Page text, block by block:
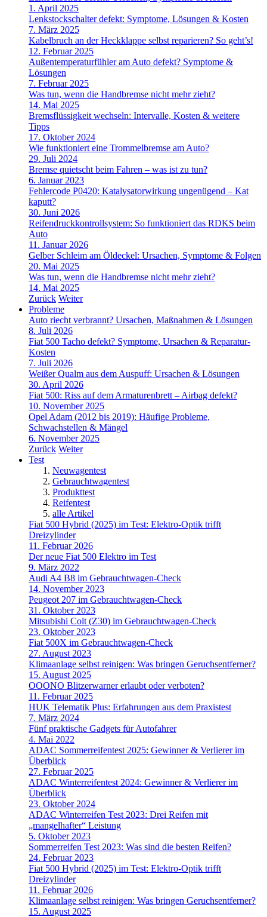
1. April 2025
Lenkstockschalter defekt: Symptome, Lösungen & Kosten
7. März 2025
Kabelbruch an der Heckklappe selbst reparieren? So geht’s!
12. Februar 2025
Außentemperaturfühler am Auto defekt? Symptome &
Lösungen
7. Februar 2025
Was tun, wenn die Handbremse nicht mehr zieht?
14. Mai 2025
Bremsflüssigkeit wechseln: Intervalle, Kosten & weitere
Tipps
17. Oktober 2024
Wie funktioniert eine Trommelbremse am Auto?
29. Juli 2024
Bremse quietscht beim Fahren – was ist zu tun?
6. Januar 2023
Fehlercode P0420: Katalysatorwirkung ungenügend – Kat
kaputt?
30. Juni 2026
Reifendruckkontrollsystem: So funktioniert das RDKS beim
Auto
11. Januar 2026
Gelber Schleim am Öldeckel: Ursachen, Symptome & Folgen
20. Mai 2025
Was tun, wenn die Handbremse nicht mehr zieht?
14. Mai 2025
Zurück Weiter
Probleme
Auto riecht verbrannt? Ursachen, Maßnahmen & Lösungen
8. Juli 2026
Fiat 500 Tacho defekt? Symptome, Ursachen & Reparatur-
Kosten
7. Juli 2026
Weißer Qualm aus dem Auspuff: Ursachen & Lösungen
30. April 2026
Fiat 500: Riss auf dem Armaturenbrett – Airbag defekt?
10. November 2025
Opel Adam (2012 bis 2019): Häufige Probleme,
Schwachstellen & Mängel
6. November 2025
Zurück Weiter
Test
Neuwagentest
Gebrauchtwagentest
Produkttest
Reifentest
alle Artikel
Fiat 500 Hybrid (2025) im Test: Elektro-Optik trifft
Dreizylinder
11. Februar 2026
Der neue Fiat 500 Elektro im Test
9. März 2022
Audi A4 B8 im Gebrauchtwagen-Check
14. November 2023
Peugeot 207 im Gebrauchtwagen-Check
31. Oktober 2023
Mitsubishi Colt (Z30) im Gebrauchtwagen-Check
23. Oktober 2023
Fiat 500X im Gebrauchtwagen-Check
27. August 2023
Klimaanlage selbst reinigen: Was bringen Geruchsentferner?
15. August 2025
OOONO Blitzerwarner erlaubt oder verboten?
11. Februar 2025
HUK Telematik Plus: Erfahrungen aus dem Praxistest
7. März 2024
Fünf praktische Gadgets für Autofahrer
4. Mai 2022
ADAC Sommerreifentest 2025: Gewinner & Verlierer im
Überblick
27. Februar 2025
ADAC Winterreifentest 2024: Gewinner & Verlierer im
Überblick
23. Oktober 2024
ADAC Winterreifen Test 2023: Drei Reifen mit
„mangelhafter“ Leistung
5. Oktober 2023
Sommerreifen Test 2023: Was sind die besten Reifen?
24. Februar 2023
Fiat 500 Hybrid (2025) im Test: Elektro-Optik trifft
Dreizylinder
11. Februar 2026
Klimaanlage selbst reinigen: Was bringen Geruchsentferner?
15. August 2025